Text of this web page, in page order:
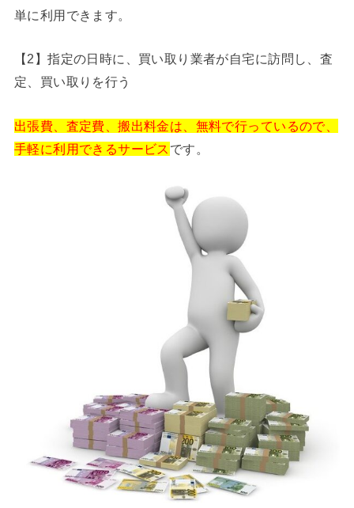
単に利用できます。
【2】指定の日時に、買い取り業者が自宅に訪問し、査
定、買い取りを行う
出張費、査定費、搬出料金は、無料で行っているので、
手軽に利用できるサービス です。